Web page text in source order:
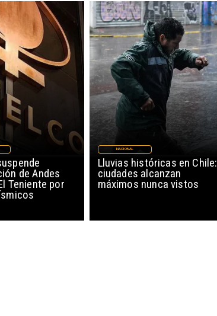
de Andes
Teniente por
Lluvias históricas en Chile:
ciudades alcanzan
máximos nunca vistos
NACIONAL